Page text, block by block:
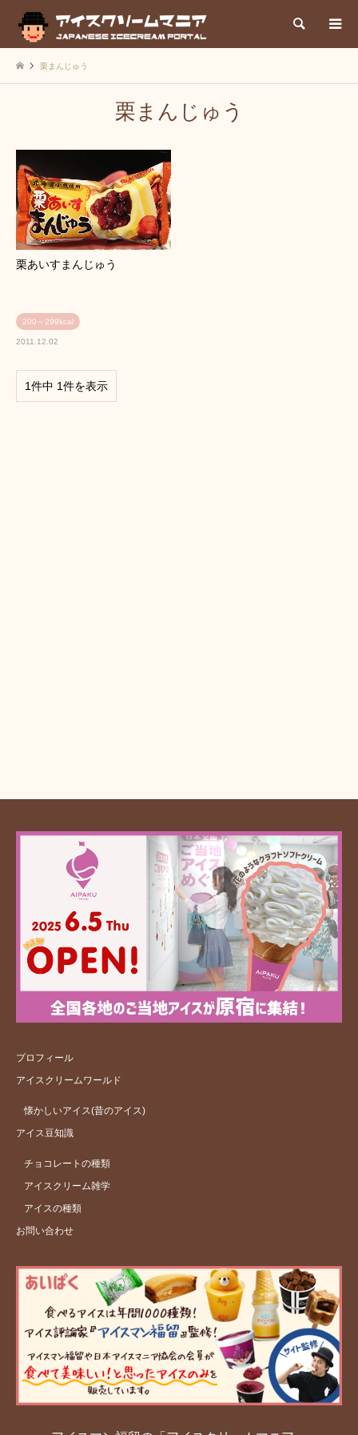
検索
栗まんじゅう
栗まんじゅう
栗あいすまんじゅう
200～299kcal
2011.12.02
1件中 1件を表示
プロフィール
アイスクリームワールド
懐かしいアイス(昔のアイス)
アイス豆知識
チョコレートの種類
アイスクリーム雑学
アイスの種類
お問い合わせ